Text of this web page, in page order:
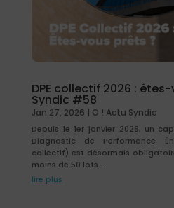
DPE collectif 2026 :
Syndic #58
Jan 27, 2026 | O ! Actu Syndic
Depuis le 1er janvier 2026, un
Diagnostic de Performance
collectif) est désormais
moins de 50 lots....
lire plus